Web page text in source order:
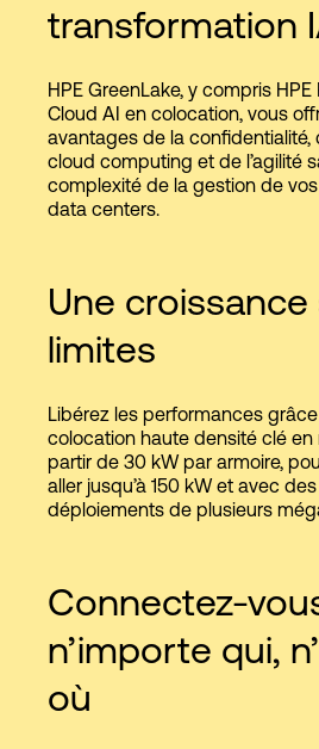
transformation
HPE GreenLake, y compris HPE
Cloud AI en colocation, vous
avantages de la confidentialité,
cloud computing et de l’agilité
complexité de la gestion de
data centers.
Une croissance
limites
Libérez les performances
colocation haute densité clé en
partir de 30 kW par armoire,
aller jusqu’à 150 kW et avec des
déploiements de plusieurs
Connectez-
n’importe qui,
où